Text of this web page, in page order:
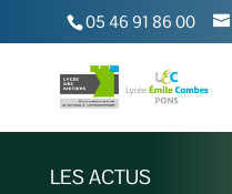
05 46 91 86 00
LES ACTUS